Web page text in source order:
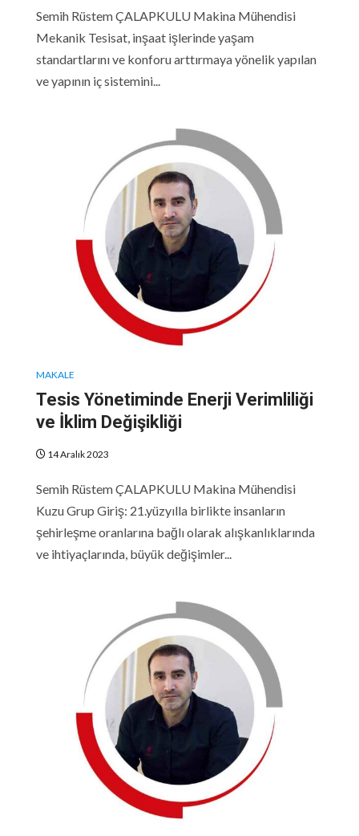
Semih Rüstem ÇALAPKULU Makina Mühendisi
Mekanik Tesisat, inşaat işlerinde yaşam
standartlarını ve konforu arttırmaya yönelik yapılan
ve yapının iç sistemini...
MAKALE
Tesis Yönetiminde Enerji Verimliliği
ve İklim Değişikliği
14 Aralık 2023
Semih Rüstem ÇALAPKULU Makina Mühendisi
Kuzu Grup Giriş: 21.yüzyılla birlikte insanların
şehirleşme oranlarına bağlı olarak alışkanlıklarında
ve ihtiyaçlarında, büyük değişimler...